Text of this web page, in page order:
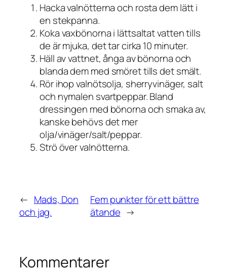
Hacka valnötterna och rosta dem lätt i
en stekpanna.
Koka vaxbönorna i lättsaltat vatten tills
de är mjuka, det tar cirka 10 minuter.
Häll av vattnet, ånga av bönorna och
blanda dem med smöret tills det smält.
Rör ihop valnötsolja, sherryvinäger, salt
och nymalen svartpeppar. Bland
dressingen med bönorna och smaka av,
kanske behövs det mer
olja/vinäger/salt/peppar.
Strö över valnötterna.
← Mads, Don
och jag.
Fem punkter för ett bättre
ätande →
Kommentarer